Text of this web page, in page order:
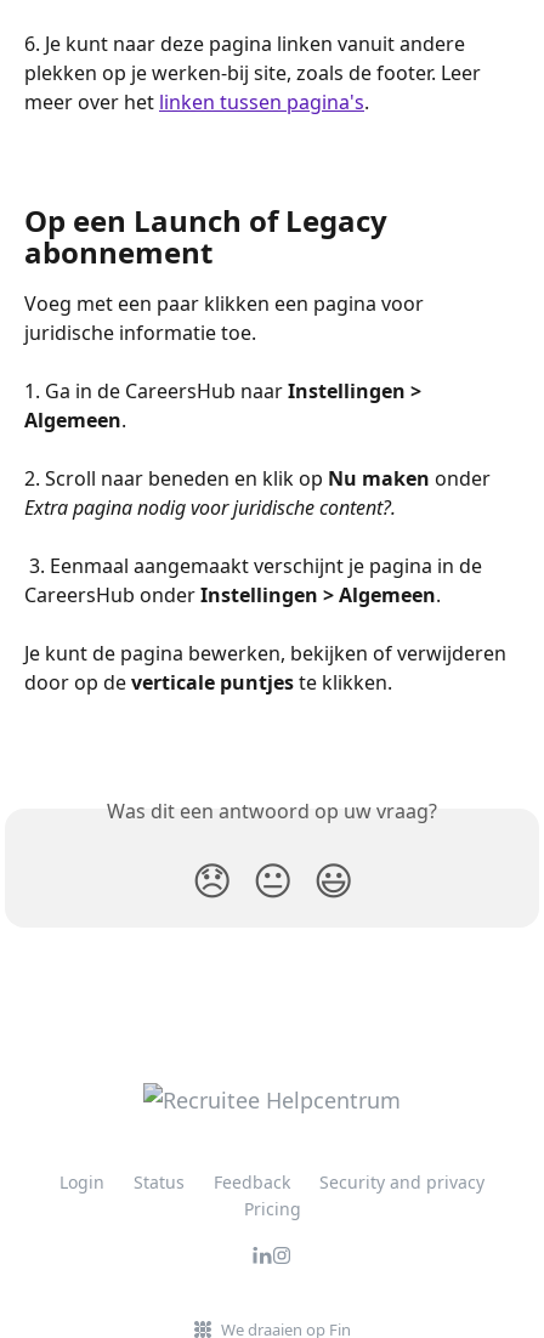
6. Je kunt naar deze pagina linken vanuit andere
plekken op je werken-bij site, zoals de footer. Leer
meer over het linken tussen pagina's.
Op een Launch of Legacy
abonnement
Voeg met een paar klikken een pagina voor
juridische informatie toe.
1. Ga in de CareersHub naar Instellingen >
Algemeen.
2. Scroll naar beneden en klik op Nu maken onder
Extra pagina nodig voor juridische content?.
CareersHub onder Instellingen > Algemeen.
Je kunt de pagina bewerken, bekijken of verwijderen
door op de verticale puntjes te klikken.
Was dit een antwoord op uw vraag?
😞 😐 😃
Login Status Feedback
Security and privacy
Pricing
We draaien op Fin